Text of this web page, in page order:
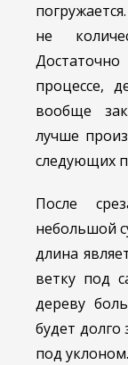
не
процессе,
вообще
лучше
следующих
После
небольшой
длина
ветку под
дереву
будет долго
под уклоном.